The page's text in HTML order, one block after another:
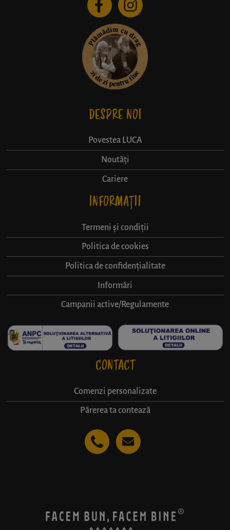
DESPRE NOI
Povestea LUCA
Noutăți
Cariere
INFORMAȚII
Termeni și condiții
Politica de cookies
Politica de confidențialitate
Informări
Campanii active/Regulamente
CONTACT
Comenzi personalizate
Părerea ta contează